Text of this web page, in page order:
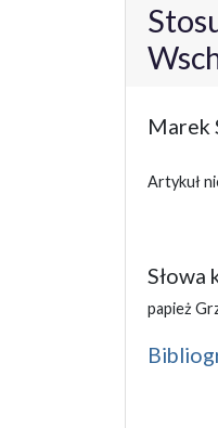
Marek
Artykuł
Słowa
papież